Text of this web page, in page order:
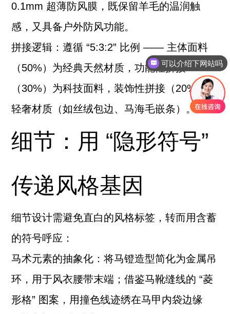
0.1mm 超薄防风膜，既保留羊毛的温润触
感，又具备户外防风功能。
拼接逻辑：遵循 “5:3:2” 比例 —— 主体面料
（50%）为经典天然材质，功能性拼接
（30%）为科技面料，装饰性拼接（20%）为
轻奢材质（如丝绒包边、马海毛嵌条）。
细节：用 “隐形符号”
传递风格基因
细节设计需避免直白的风格标签，转而用含蓄
的符号呼应：
马术元素的抽象化：将马镫造型简化为金属吊
环，用于风衣腰带末端；借鉴马靴缝线的 “菱
形格” 图案，用撞色线迹绣在马甲内袋边缘
可以介绍下网站吗